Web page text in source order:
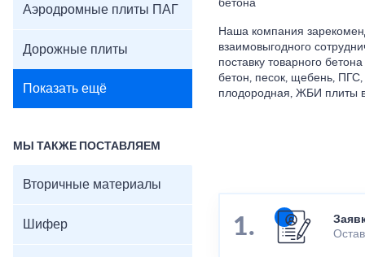
Аэродромные плиты ПАГ
Дорожные плиты
Показать ещё
МЫ ТАКЖЕ ПОСТАВЛЯЕМ
Вторичные материалы
Шифер
бетона
Наша компания
взаимовыгодного
поставку товарного
бетон, песок, щебень, ПГС,
плодородная, ЖБИ плиты